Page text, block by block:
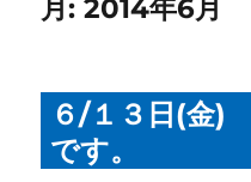
月:2014年6月
６/１３日(金)
です。